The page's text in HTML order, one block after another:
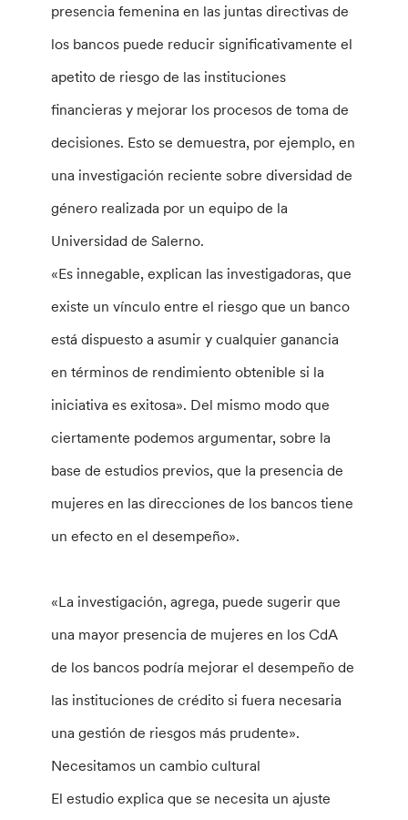
presencia femenina en las juntas directivas de
los bancos puede reducir significativamente el
apetito de riesgo de las instituciones
financieras y mejorar los procesos de toma de
decisiones. Esto se demuestra, por ejemplo, en
una investigación reciente sobre diversidad de
género realizada por un equipo de la
Universidad de Salerno.
«Es innegable, explican las investigadoras, que
existe un vínculo entre el riesgo que un banco
está dispuesto a asumir y cualquier ganancia
en términos de rendimiento obtenible si la
iniciativa es exitosa». Del mismo modo que
ciertamente podemos argumentar, sobre la
base de estudios previos, que la presencia de
mujeres en las direcciones de los bancos tiene
un efecto en el desempeño».
«La investigación, agrega, puede sugerir que
una mayor presencia de mujeres en los CdA
de los bancos podría mejorar el desempeño de
las instituciones de crédito si fuera necesaria
una gestión de riesgos más prudente».
Necesitamos un cambio cultural
El estudio explica que se necesita un ajuste